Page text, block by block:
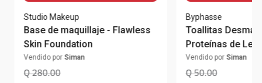
Studio Makeup
Base de maquillaje - Flawless
Skin Foundation
Vendido por Siman
Q 280.00
Byphasse
Toallitas
Proteínas de
Vendido por Siman
Q 50.00